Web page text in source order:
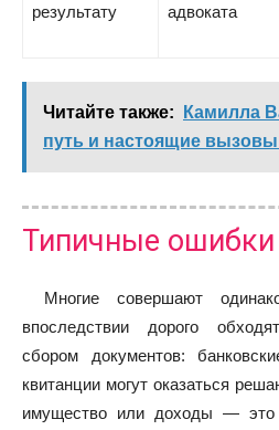
результату
адвоката
Читайте также:
Камилла
путь и настоящие
Типичные ошибки
Многие совершают
впоследствии дорого
сбором документов:
квитанции могут оказаться
имущество или доходы — это